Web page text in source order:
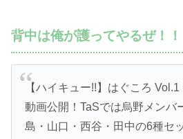
背中は俺が護ってやるぜ！！
【ハイキュー!!】はぐころ
動画公開！TaSでは烏野メンバ
島・山口・西谷・田中の6種セ